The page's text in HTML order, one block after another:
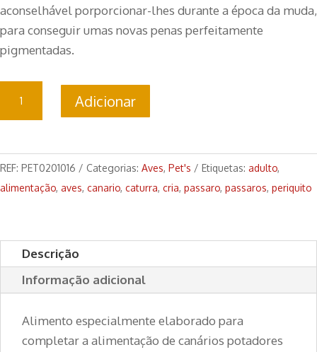
aconselhável porporcionar-lhes durante a época da muda,
para conseguir umas novas penas perfeitamente
pigmentadas.
Quantidade
de
Ovo
Vermelha
Adicionar
REF: PET0201016 Categorias: Aves, Pet's Etiquetas: adulto,
alimentação, aves, canario, caturra, cria, passaro, passaros, periquito
Descrição
Informação adicional
Alimento especialmente elaborado para
completar a alimentação de canários potadores